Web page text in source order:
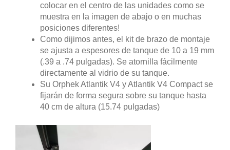
colocar en el centro de las unidades como se
muestra en la imagen de abajo o en muchas
posiciones diferentes!
Como dijimos antes, el kit de brazo de montaje
se ajusta a espesores de tanque de 10 a 19 mm
(.39 a .74 pulgadas). Se atornilla fácilmente
directamente al vidrio de su tanque.
Su Orphek Atlantik V4 y Atlantik V4 Compact se
fijarán de forma segura sobre su tanque hasta
40 cm de altura (15.74 pulgadas)